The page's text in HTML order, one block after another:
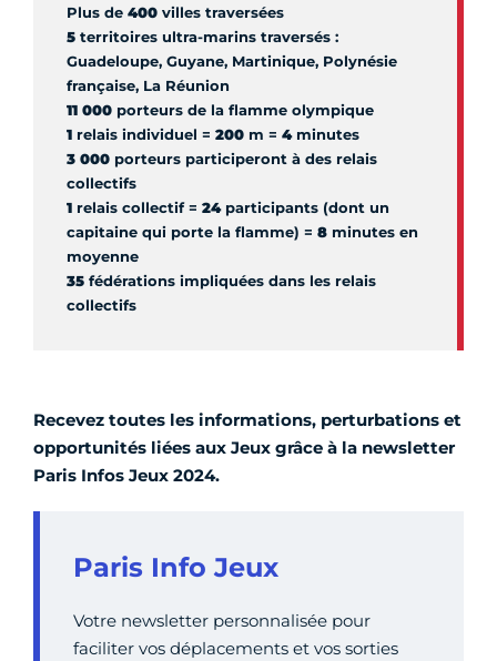
Plus de 400 villes traversées
5 territoires ultra-marins traversés :
Guadeloupe, Guyane, Martinique, Polynésie
française, La Réunion
11 000 porteurs de la flamme olympique
1 relais individuel = 200 m = 4minutes
3 000 porteurs participeront à des relais
collectifs
1 relais collectif = 24participants (dont un
capitaine qui porte la flamme) = 8 minutes en
moyenne
35 fédérations impliquées dans les relais
collectifs
Recevez toutes les informations, perturbations et
opportunités liées aux Jeux grâce à la newsletter
Paris Infos Jeux 2024.
Paris Info Jeux
Votre newsletter personnalisée pour
faciliter vos déplacements et vos sorties